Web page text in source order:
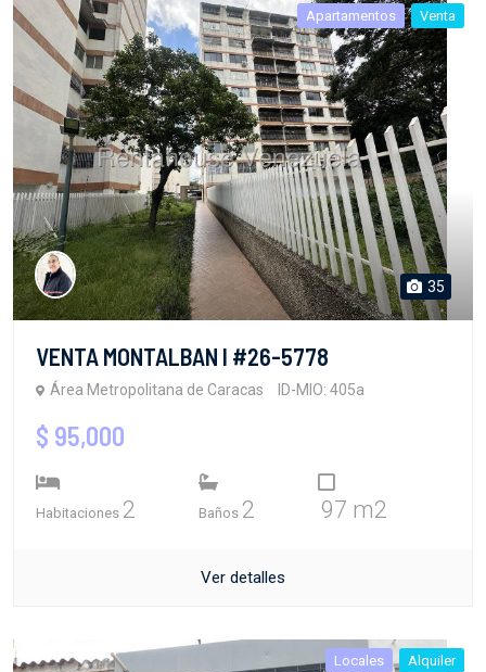
Apartamentos Venta
35
VENTA MONTALBAN I #26-5778
Área Metropolitana de Caracas ID-MIO: 405a
$ 95,000
Habitaciones 2 Baños 2 97 m2
Ver detalles
Locales Alquiler